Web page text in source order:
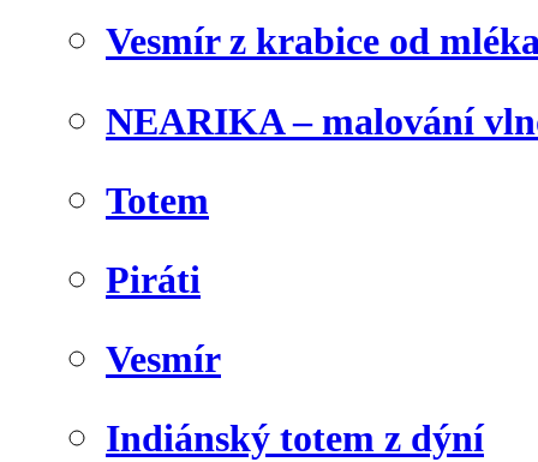
Vesmír z krabice od
NEARIKA – malování
Totem
Piráti
Vesmír
Indiánský totem z dýní